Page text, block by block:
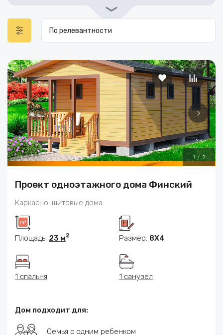
1 / 2
Проект одноэтажного дома Финский
Каркасно-щитовые дома
Площадь: 23 м2 Размер: 8Х4
1 спальня 1 санузел
Дом подходит для:
Семья с одним ребенком